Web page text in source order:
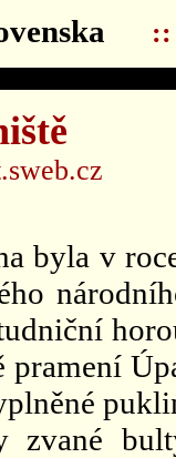
::
byla v
pramení
zvané